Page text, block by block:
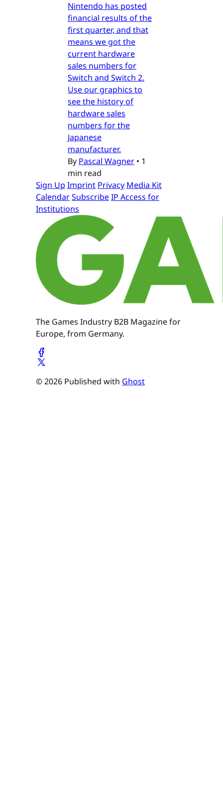
Nintendo has posted
financial results of the
first quarter, and that
means we got the
current hardware
sales numbers for
Switch and Switch 2.
Use our graphics to
see the history of
hardware sales
numbers for the
Japanese
manufacturer.
By Pascal Wagner • 1
min read
Sign Up Imprint Privacy Media Kit
CalendarSubscribeIP Access for
Institutions
The Games Industry B2B Magazine for
Europe, from Germany.
© 2026 Published with Ghost